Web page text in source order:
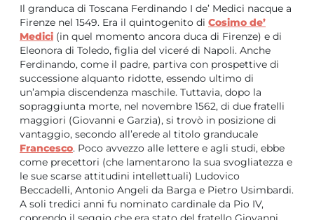
Il granduca di Toscana Ferdinando I de’ Medici nacque a
Firenze nel 1549. Era il quintogenito di Cosimo de’
Medici (in quel momento ancora duca di Firenze) e di
Eleonora di Toledo, figlia del viceré di Napoli. Anche
Ferdinando, come il padre, partiva con prospettive di
successione alquanto ridotte, essendo ultimo di
un’ampia discendenza maschile. Tuttavia, dopo la
sopraggiunta morte, nel novembre 1562, di due fratelli
maggiori (Giovanni e Garzia), si trovò in posizione di
vantaggio, secondo all’erede al titolo granducale
Francesco. Poco avvezzo alle lettere e agli studi, ebbe
come precettori (che lamentarono la sua svogliatezza e
le sue scarse attitudini intellettuali) Ludovico
Beccadelli, Antonio Angeli da Barga e Pietro Usimbardi.
A soli tredici anni fu nominato cardinale da Pio IV,